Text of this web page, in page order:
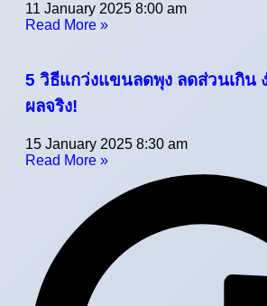
11 January 2025 8:00 am
Read More »
5 วิธีแกว่งแขนลดพุง ลดส่วนเกิน
ผลจริง!
15 January 2025 8:30 am
Read More »